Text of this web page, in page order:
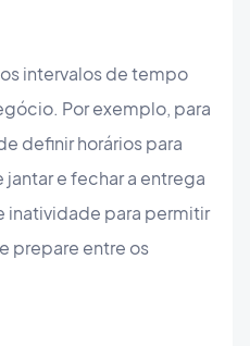
intervalos de tempo
Por exemplo, para
definir horários para
e fechar a entrega
inatividade para permitir
prepare entre os